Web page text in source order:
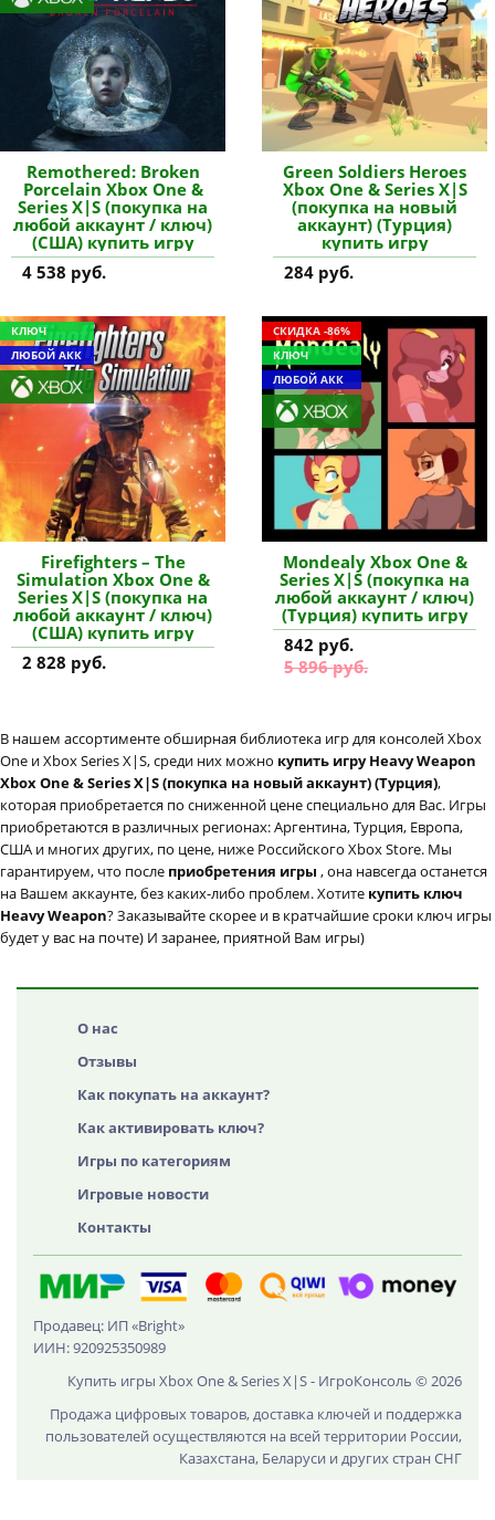
Remothered: Broken
Porcelain Xbox One &
Series X|S (покупка на
любой аккаунт / ключ)
(США) купить игру
4 538 руб.
Green Soldiers Heroes
Xbox One & Series X|S
(покупка на новый
аккаунт) (Турция)
купить игру
284 руб.
КЛЮЧ
ЛЮБОЙ АКК
Firefighters – The
Simulation Xbox One &
Series X|S (покупка на
любой аккаунт / ключ)
(США) купить игру
2 828 руб.
СКИДКА -86%
КЛЮЧ
ЛЮБОЙ АКК
Mondealy Xbox One &
Series X|S (покупка на
любой аккаунт / ключ)
(Турция) купить игру
842 руб.
5 896 руб.
В нашем ассортименте обширная библиотека игр для консолей Xbox
One и Xbox Series X|S, среди них можно купить игру Heavy Weapon
Xbox One & Series X|S (покупка на новый аккаунт) (Турция),
которая приобретается по сниженной цене специально для Вас. Игры
приобретаются в различных регионах: Аргентина, Турция, Европа,
США и многих других, по цене, ниже Российского Xbox Store. Мы
гарантируем, что после приобретения игры , она навсегда останется
на Вашем аккаунте, без каких-либо проблем. Хотите купить ключ
Heavy Weapon? Заказывайте скорее и в кратчайшие сроки ключ игры
будет у вас на почте) И заранее, приятной Вам игры)
О нас
Отзывы
Как покупать на аккаунт?
Как активировать ключ?
Игры по категориям
Игровые новости
Контакты
Продавец: ИП «Bright»
ИИН: 920925350989
Купить игры Xbox One & Series X|S - ИгроКонсоль © 2026
Продажа цифровых товаров, доставка ключей и поддержка
пользователей осуществляются на всей территории России,
Казахстана, Беларуси и других стран СНГ